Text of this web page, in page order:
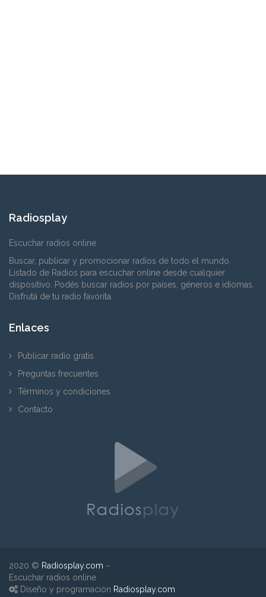
Radiosplay
Escuchar radios online
Buscar, publicar y promocionar radios de todo el mundo.
Listado de Radios para escuchar online desde cualquier
dispositivo. Podés buscar radios por países, géneros e idiomas.
Disfrutá de tu radio favorita.
Enlaces
Publicar radio gratis
Preguntas frecuentes
Términos y condiciones
Contacto
2020 © Radiosplay.com ~
Escuchar radios online
Diseño y programación Radiosplay.com